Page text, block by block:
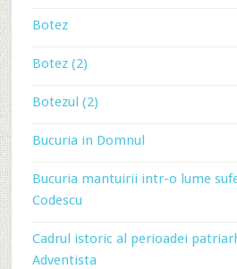
Botez
Botez (2)
Botezul (2)
Bucuria in Domnul
Bucuria mantuirii intr-o lume
Codescu
Cadrul istoric al perioadei
Adventista